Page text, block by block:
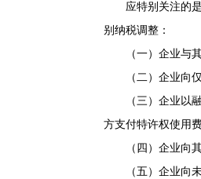
应特别关注的是
别纳税调整：
（一）企业与其
（二）企业向仅
（三）企业以融
方支付特许权使用费
（四）企业向其
（五）企业向未